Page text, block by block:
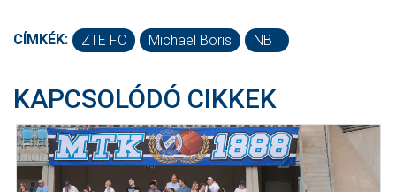
CÍMKÉK: ZTE FC Michael Boris NB I
KAPCSOLÓDÓ CIKKEK